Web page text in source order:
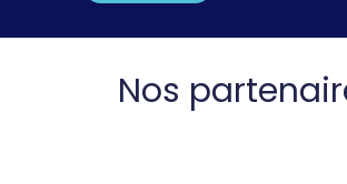
Nos